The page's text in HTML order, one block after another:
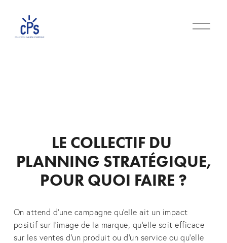
O
u
LE COLLECTIF DU
PLANNING STRATÉGIQUE,
POUR QUOI FAIRE ?
On attend d'une campagne qu'elle ait un impact
positif sur l'image de la marque, qu’elle soit efficace
sur les ventes d'un produit ou d'un service ou qu’elle